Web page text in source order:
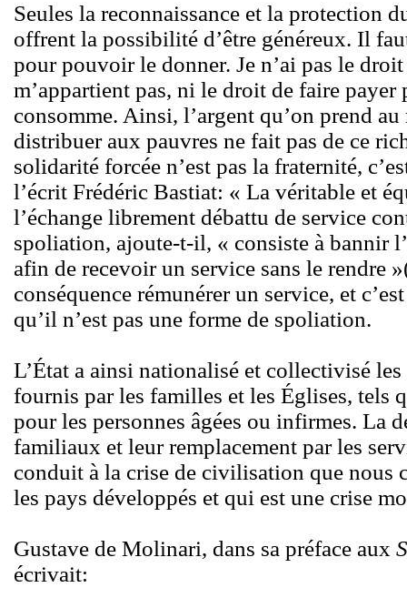
Seules la reconnaissance et la protection
offrent la possibilité d’être généreux. Il
pour pouvoir le donner. Je n’ai pas le
m’appartient pas, ni le droit de faire payer
consomme. Ainsi, l’argent qu’on prend
distribuer aux pauvres ne fait pas de ce
solidarité forcée n’est pas la fraternité,
l’écrit Frédéric Bastiat: « La véritable et
l’échange librement débattu de service
spoliation, ajoute-t-il, « consiste à bannir
afin de recevoir un service sans le rendre
conséquence rémunérer un service, et
qu’il n’est pas une forme de spoliation.
L’État a ainsi nationalisé et collectivisé
fournis par les familles et les Églises, tels
pour les personnes âgées ou infirmes. La
familiaux et leur remplacement par les
conduit à la crise de civilisation que nous
les pays développés et qui est une crise
Gustave de Molinari, dans sa préface aux
écrivait: